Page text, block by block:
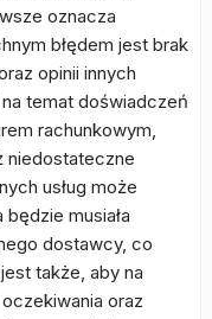
oznacza
błędem jest brak
opinii innych
temat doświadczeń
rachunkowym,
niedostateczne
usług może
musiała
dostawcy, co
także, aby na
oraz